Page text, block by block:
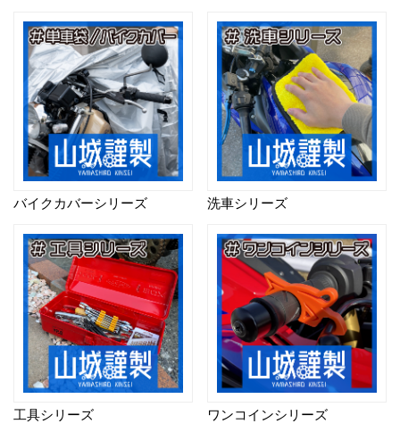
バイクカバーシリーズ 洗車シリーズ
工具シリーズ ワンコインシリーズ